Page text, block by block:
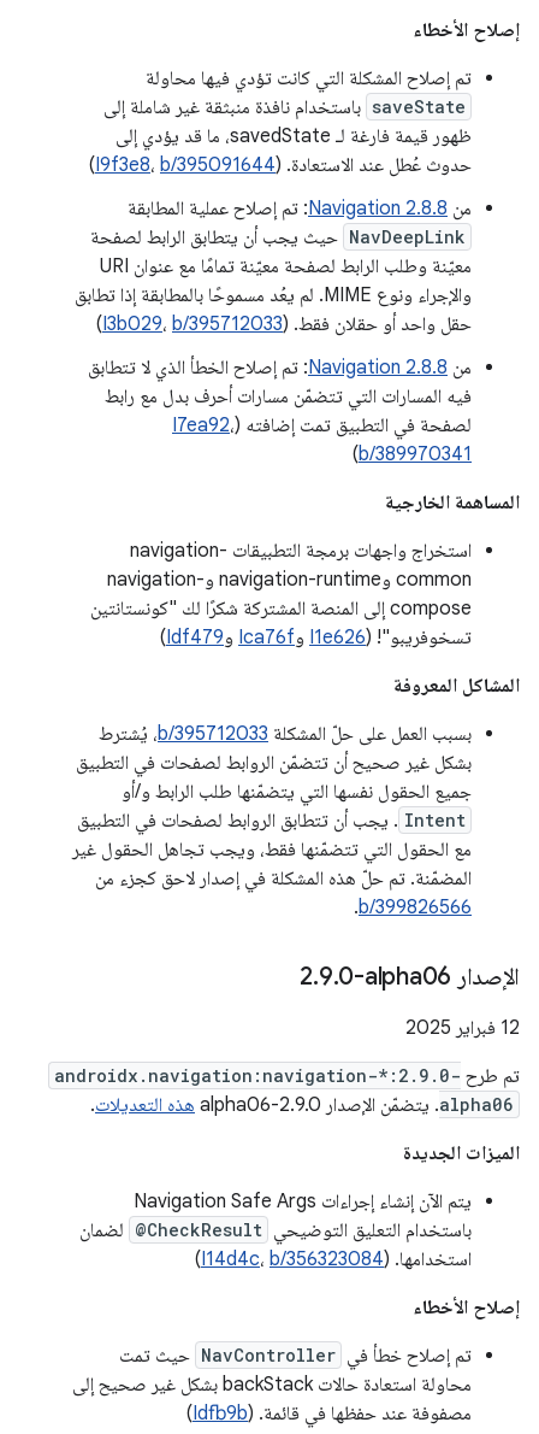
إصلاح الأخطاء
تم إصلاح المشكلة التي كانت تؤدي فيها محاولة
saveState باستخدام نافذة منبثقة غير شاملة إلى
ظهور قيمة فارغة لـ savedState، ما قد يؤدي إلى
حدوث عُطل عند الاستعادة. (
I9f3e8، b/395091644
)
من Navigation 2.8.8: تم إصلاح عملية المطابقة
NavDeepLink حيث يجب أن يتطابق الرابط لصفحة
معيّنة وطلب الرابط لصفحة معيّنة تمامًا مع عنوان URI
والإجراء ونوع MIME. لم يعُد مسموحًا بالمطابقة إذا تطابق
حقل واحد أو حقلان فقط. (
I3b029، b/395712033
)
من Navigation 2.8.8: تم إصلاح الخطأ الذي لا تتطابق
فيه المسارات التي تتضمّن مسارات أحرف بدل مع رابط
لصفحة في التطبيق تمت إضافته ( I7ea92،
b/389970341
)
المساهمة الخارجية
استخراج واجهات برمجة التطبيقات navigation-
common وnavigation-runtime وnavigation-
compose إلى المنصة المشتركة شكرًا لك "كونستانتين
تسخوفريبو"! (I1e626 وIca76f وIdf479
)
المشاكل المعروفة
بسبب العمل على حلّ المشكلة b/395712033، يُشترط
بشكل غير صحيح أن تتضمّن الروابط لصفحات في التطبيق
جميع الحقول نفسها التي يتضمّنها طلب الرابط و/أو
Intent . يجب أن تتطابق الروابط لصفحات في التطبيق
مع الحقول التي تتضمّنها فقط، ويجب تجاهل الحقول غير
المضمّنة. تم حلّ هذه المشكلة في إصدار لاحق كجزء من
b/399826566
.
الإصدار ‎2 .9.0-alpha06
‫12 فبراير 2025
تم طرح androidx.navigation:navigation-*:2.9.0-
alpha06. يتضمّن الإصدار 2.9.0-alpha06 هذه التعديلات.
الميزات الجديدة
يتم الآن إنشاء إجراءات Navigation Safe Args
باستخدام التعليق التوضيحي @CheckResult لضمان
استخدامها. (
I14d4c، b/356323084
)
إصلاح الأخطاء
تم إصلاح خطأ في NavController حيث تمت
محاولة استعادة حالات backStack بشكل غير صحيح إلى
مصفوفة عند حفظها في قائمة. (Idfb9b
)